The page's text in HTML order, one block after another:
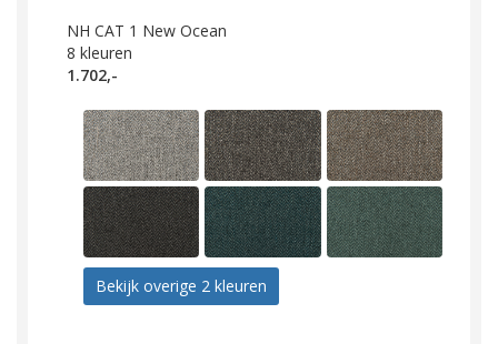
NH CAT 1 New Ocean
8 kleuren
1.702,-
Bekijk overige 2 kleuren